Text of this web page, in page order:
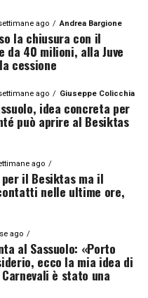
ago Andrea Bargione
la chiusura con il
da 40 milioni, alla Juve
cessione
ago Giuseppe Colicchia
idea concreta per
può aprire al Besiktas
ago
il Besiktas ma il
nelle ultime ore,
ago
al Sassuolo: «Porto
ecco la mia idea di
è stato una